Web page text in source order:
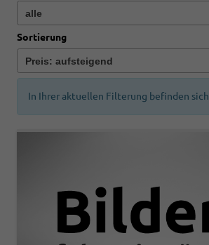
Sortierung
In Ihrer aktuellen Filterung befinden sich